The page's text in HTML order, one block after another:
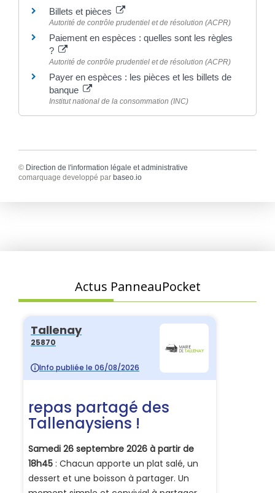
Billets et pièces
Autorité de contrôle prudentiel et de résolution (ACPR)
Paiement en espèces : quelles sont les règles
?
Autorité de contrôle prudentiel et de résolution (ACPR)
Payer en espèces : les pièces et les billets de
banque
Institut national de la consommation (INC)
© Direction de l'information légale et administrative
comarquage developpé par baseo.io
Actus PanneauPocket